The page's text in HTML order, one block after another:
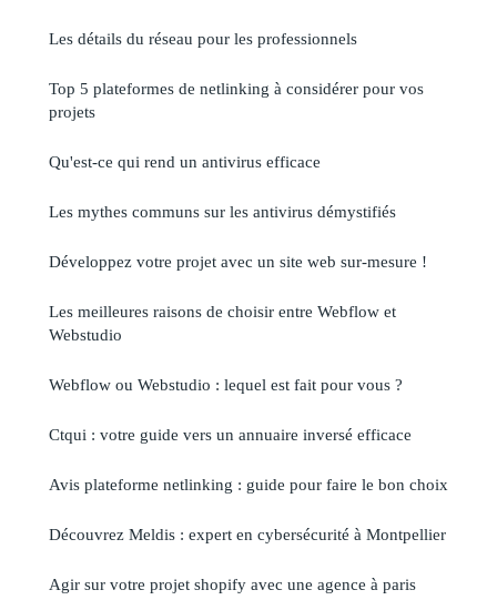
Les détails du réseau pour les professionnels
Top 5 plateformes de netlinking à considérer pour vos
projets
Qu'est-ce qui rend un antivirus efficace
Les mythes communs sur les antivirus démystifiés
Développez votre projet avec un site web sur-mesure !
Les meilleures raisons de choisir entre Webflow et
Webstudio
Webflow ou Webstudio : lequel est fait pour vous ?
Ctqui : votre guide vers un annuaire inversé efficace
Avis plateforme netlinking : guide pour faire le bon choix
Découvrez Meldis : expert en cybersécurité à Montpellier
Agir sur votre projet shopify avec une agence à paris